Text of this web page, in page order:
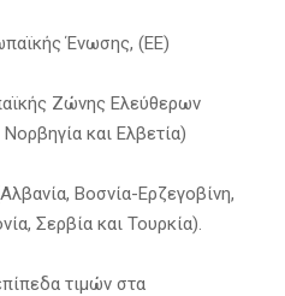
Ένωσης, (ΕΕ)
Ζώνης Ελεύθερων
και Ελβετία)
Βοσνία-Ερζεγοβίνη,
Σερβία και Τουρκία).
τιμών στα